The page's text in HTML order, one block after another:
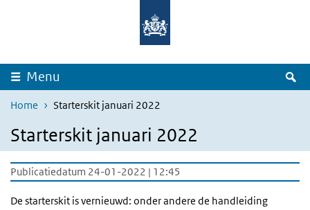
Overslaan en naar de inhoud gaan
Menu
Home Starterskit januari 2022
Starterskit januari 2022
Publicatiedatum 24-01-2022 | 12:45
De starterskit is vernieuwd: onder andere de handleiding